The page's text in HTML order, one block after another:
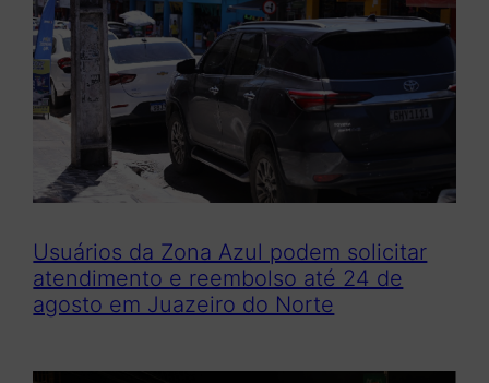
Usuários da Zona Azul podem solicitar
atendimento e reembolso até 24 de
agosto em Juazeiro do Norte